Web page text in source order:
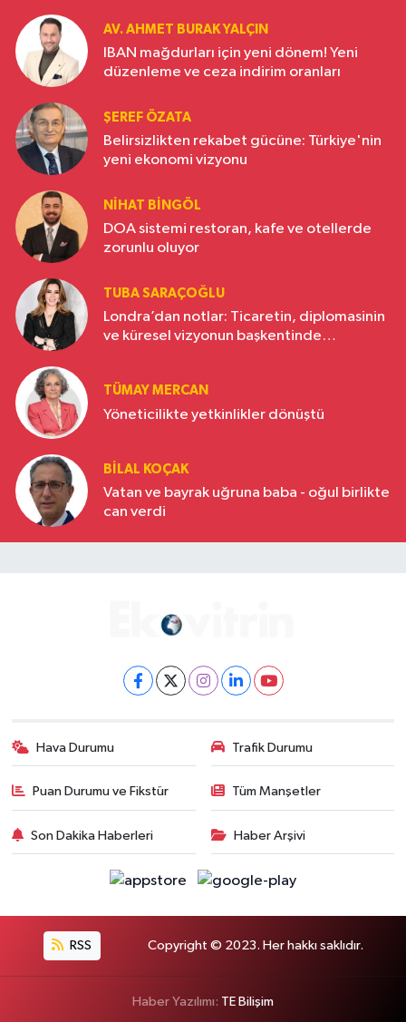
AV. AHMET BURAK YALÇIN
IBAN mağdurları için yeni dönem! Yeni
düzenleme ve ceza indirim oranları
ŞEREF ÖZATA
Belirsizlikten rekabet gücüne: Türkiye'nin
yeni ekonomi vizyonu
NIHAT BINGÖL
DOA sistemi restoran, kafe ve otellerde
zorunlu oluyor
TUBA SARAÇOĞLU
Londra’dan notlar: Ticaretin, diplomasinin
ve küresel vizyonun başkentinde
TÜMAY MERCAN
Yöneticilikte yetkinlikler dönüştü
BILAL KOÇAK
Vatan ve bayrak uğruna baba - oğul birlikte
can verdi
Hava Durumu Trafik Durumu
Puan Durumu ve Fikstür Tüm Manşetler
Son Dakika Haberleri Haber Arşivi
RSS Copyright © 2023. Her hakkı saklıdır.
Haber Yazılımı: TE Bilişim